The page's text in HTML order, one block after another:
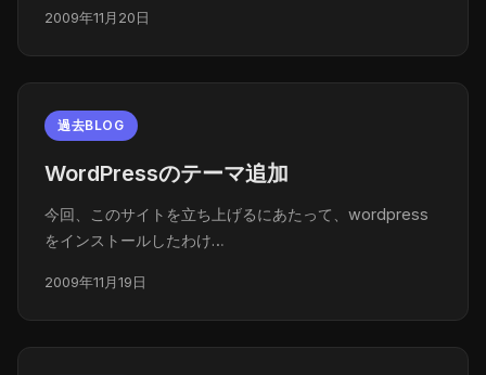
2009年11月20日
過去BLOG
WordPressのテーマ追加
今回、このサイトを立ち上げるにあたって、wordpress
をインストールしたわけ…
2009年11月19日